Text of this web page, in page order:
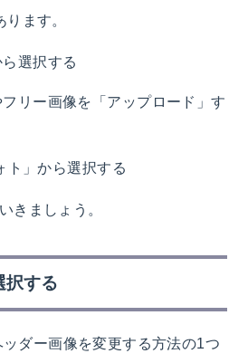
ます。
ら選択する
リー画像を「アップロード」す
ト」から選択する
きましょう。
択する
ダー画像を変更する方法の1つ